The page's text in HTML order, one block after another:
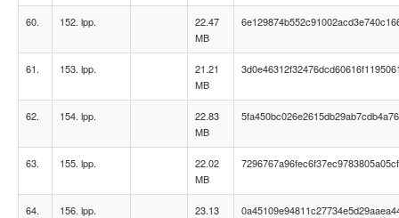
60. 152. lpp.
22.47
MB
61. 153. lpp.
21.21
MB
62. 154. lpp.
22.83
MB
63. 155. lpp.
22.02
MB
64. 156. lpp.
23.13